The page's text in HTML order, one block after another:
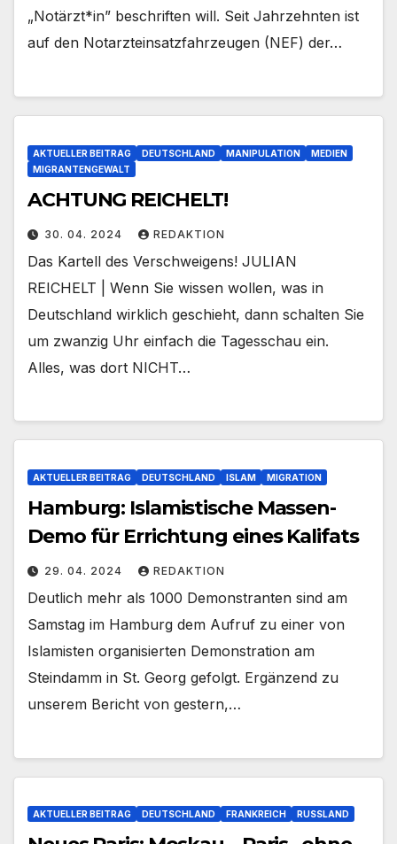
„Notärzt*in” beschriften will. Seit Jahrzehnten ist
auf den Notarzteinsatzfahrzeugen (NEF) der…
AKTUELLER BEITRAG DEUTSCHLAND MANIPULATION
MEDIEN
MIGRANTENGEWALT
ACHTUNG REICHELT!
30. 04. 2024 REDAKTION
Das Kartell des Verschweigens! JULIAN
REICHELT | Wenn Sie wissen wollen, was in
Deutschland wirklich geschieht, dann schalten Sie
um zwanzig Uhr einfach die Tagesschau ein.
Alles, was dort NICHT…
AKTUELLER BEITRAG DEUTSCHLAND ISLAM MIGRATION
Hamburg: Islamistische Massen-
Demo für Errichtung eines Kalifats
29. 04. 2024 REDAKTION
Deutlich mehr als 1000 Demonstranten sind am
Samstag im Hamburg dem Aufruf zu einer von
Islamisten organisierten Demonstration am
Steindamm in St. Georg gefolgt. Ergänzend zu
unserem Bericht von gestern,…
AKTUELLER BEITRAG DEUTSCHLAND FRANKREICH RUSSLAND